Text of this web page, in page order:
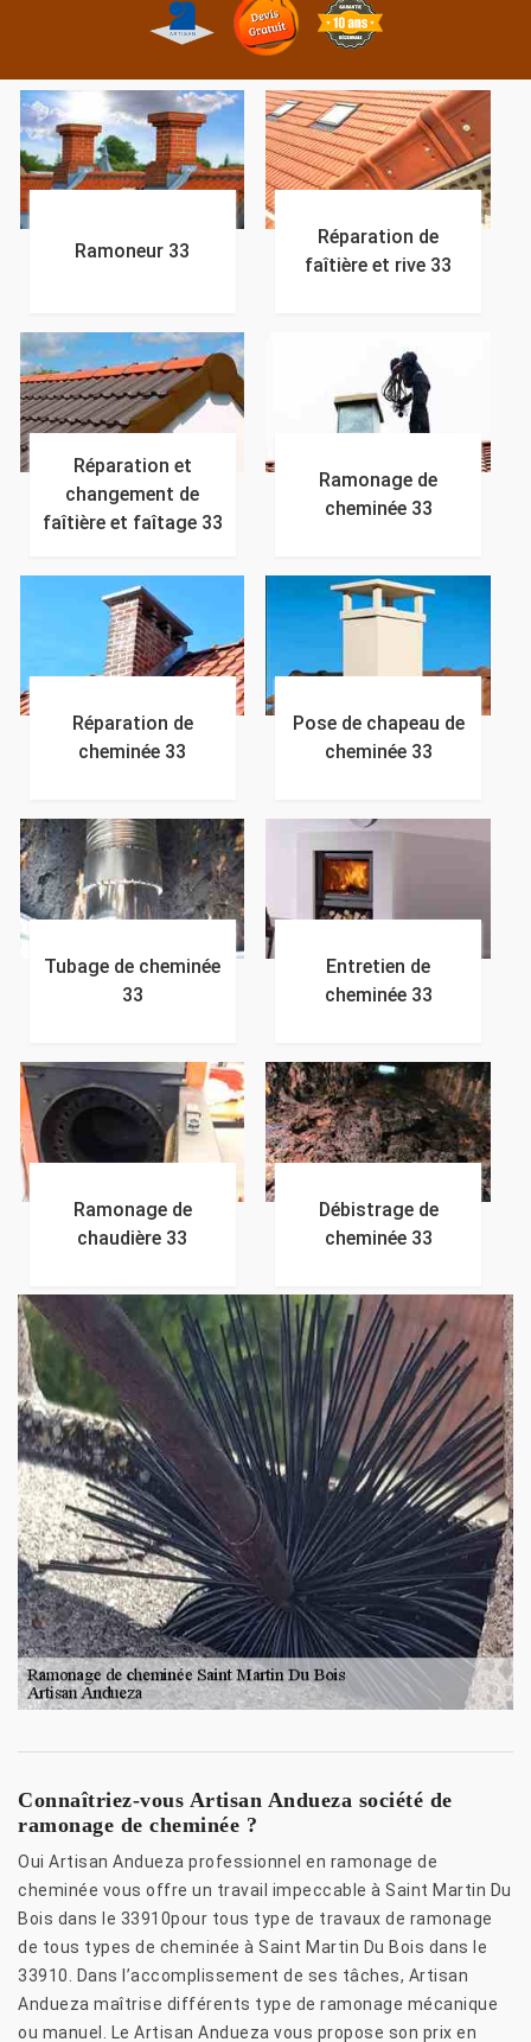
Ramoneur 33
Réparation de
faîtière et rive 33
Réparation et
changement de
faîtière et faîtage 33
Ramonage de
cheminée 33
Réparation de
cheminée 33
Pose de chapeau de
cheminée 33
Tubage de cheminée
33
Entretien de
cheminée 33
Ramonage de
chaudière 33
Débistrage de
cheminée 33
Connaîtriez-vous Artisan Andueza société de
ramonage de cheminée ?
Oui Artisan Andueza professionnel en ramonage de
cheminée vous offre un travail impeccable à Saint Martin Du
Bois dans le 33910pour tous type de travaux de ramonage
de tous types de cheminée à Saint Martin Du Bois dans le
33910. Dans l’accomplissement de ses tâches, Artisan
Andueza maîtrise différents type de ramonage mécanique
ou manuel. Le Artisan Andueza vous propose son prix en